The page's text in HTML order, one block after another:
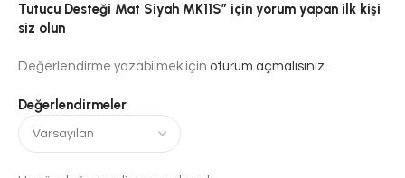
Değerlendirmeler
Tutucu Desteği Mat Siyah MK11S” için yorum yapan ilk kişi
siz olun
Değerlendirme yazabilmek için oturum açmalısınız.